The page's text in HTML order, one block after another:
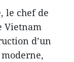
le chef de
Vietnam
d’un